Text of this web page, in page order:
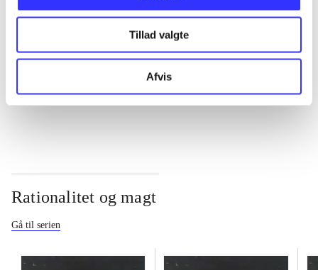
Tillad valgte
Afvis
Rationalitet og magt
Gå til serien